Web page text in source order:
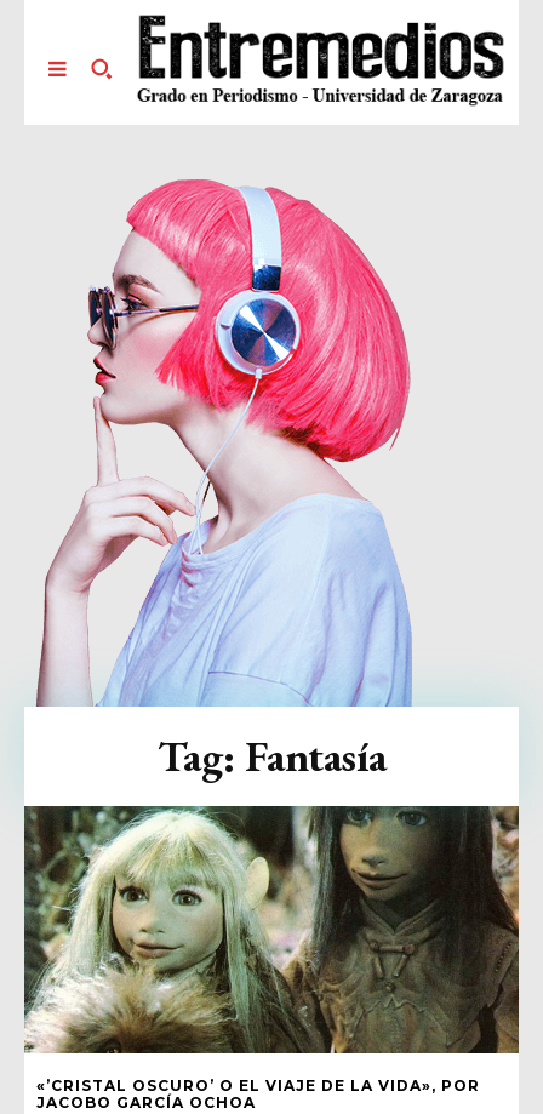
«’CRISTAL OSCURO’ O EL VIAJE DE LA VIDA», POR
JACOBO GARCÍA OCHOA
Tag: Fantasía